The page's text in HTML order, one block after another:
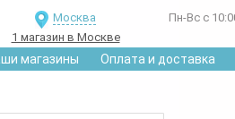
Москва
1 магазин в Москве
Пн-Вс с
магазины Оплата и доставка